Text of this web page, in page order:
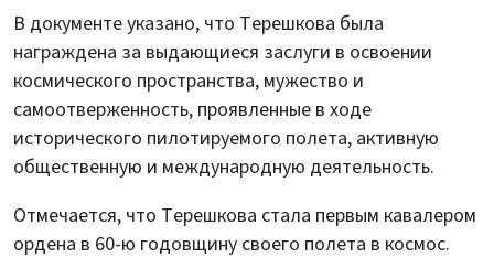
В документе указано, что Терешкова была
награждена за выдающиеся заслуги в освоении
космического пространства, мужество и
самоотверженность, проявленные в ходе
исторического пилотируемого полета, активную
общественную и международную деятельность.
Отмечается, что Терешкова стала первым кавалером
ордена в 60-ю годовщину своего полета в космос.